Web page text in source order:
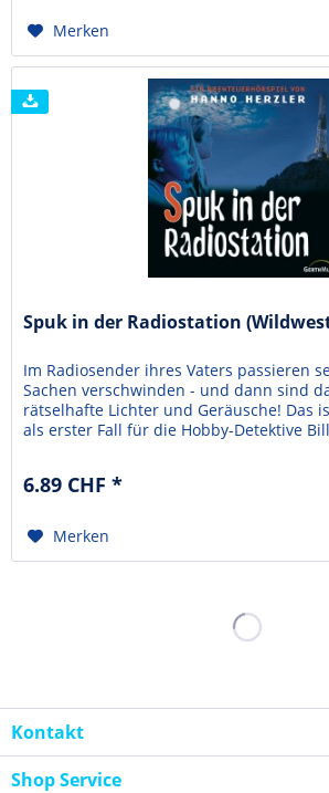
Merken
Spuk in der Radiostation
Im Radiosender ihres Vaters passieren
Sachen verschwinden - und dann sind
rätselhafte Lichter und Geräusche! Das
als erster Fall für die Hobby-Detektive
glauben sie schließlich nicht an
6.89 CHF *
Merken
Kontakt
Shop Service